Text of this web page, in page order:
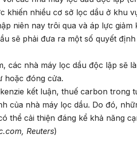
khiến nhiều cơ sở lọc dầu ở khu
niên nay trôi qua và áp lực giảm
sẽ phải đưa ra một số quyết
các nhà máy lọc dầu độc lập sẽ
hoặc đóng cửa.
kết luận, thuế carbon trong
của nhà máy lọc dầu. Do đó,
thể cải thiện đáng kể khả năng
Reuters)